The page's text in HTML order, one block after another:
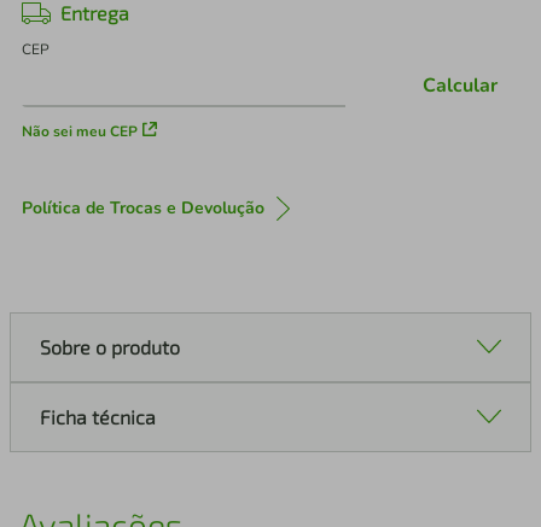
Entrega
CEP
Não sei meu CEP
Calcular
Política de Trocas e Devolução
Sobre o produto
Ficha técnica